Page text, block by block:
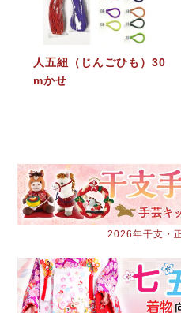
人五紐（じんごひも）30
mかせ
2026年干支・